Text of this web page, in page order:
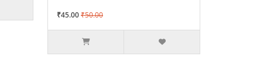
₹45.00₹50.00